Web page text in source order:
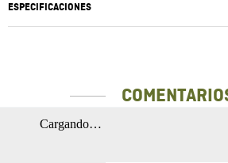
ESPECIFICACIONES
Cargando…